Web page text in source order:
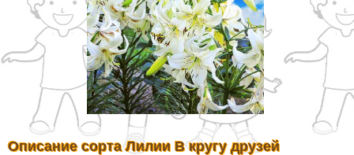
Описание сорта Лилии В кругу друзей